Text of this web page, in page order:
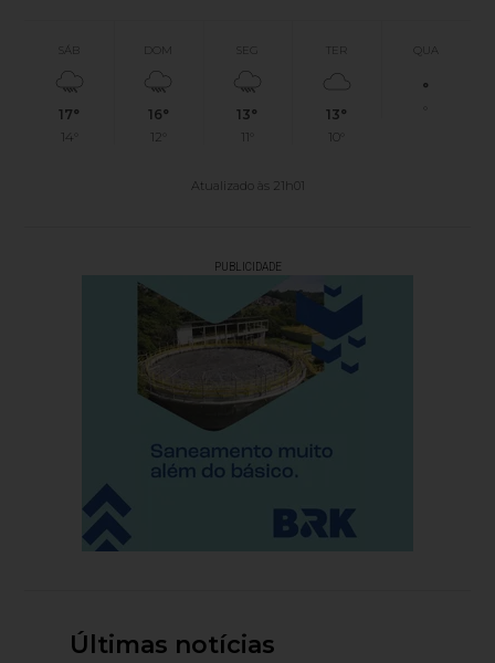
SÁB
17°
14°
DOM
16°
12°
SEG
13°
11°
TER
13°
10°
QUA
°
Atualizado às 21h01
PUBLICIDADE
Últimas notícias